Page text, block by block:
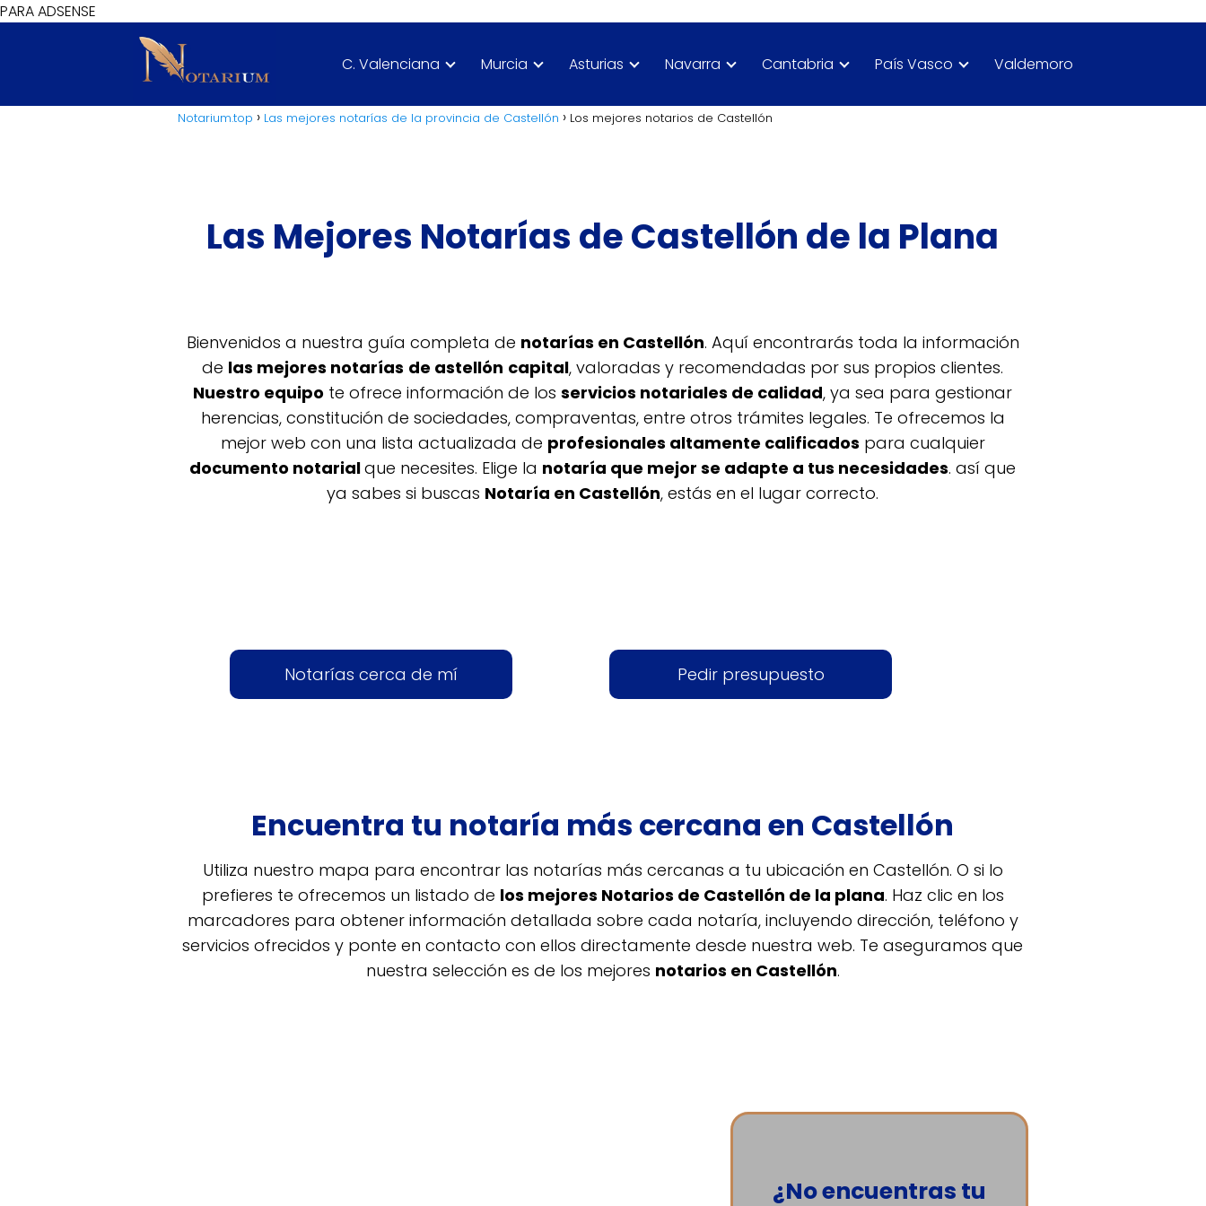
PARA ADSENSE
C. Valenciana Murcia Asturias Navarra Cantabria País Vasco Valdemoro
Notarium.top Las mejores notarías de la provincia de Castellón Los mejores notarios de Castellón
Las Mejores Notarías de Castellón de la Plana
Bienvenidos a nuestra guía completa de notarías en Castellón. Aquí encontrarás toda la información
de las mejores notarías de astellón capital, valoradas y recomendadas por sus propios clientes.
Nuestro equipo te ofrece información de losservicios notariales de calidad, ya sea para gestionar
herencias, constitución de sociedades, compraventas, entre otros trámites legales. Te ofrecemos la
mejor web con una lista actualizada de profesionales altamente calificados para cualquier
documento notarialque necesites. Elige la notaría que mejor se adapte a tus necesidades. así que
ya sabes si buscas Notaría en Castellón, estás en el lugar correcto.
Notarías cerca de mí Pedir presupuesto
Encuentra tu notaría más cercana en Castellón
Utiliza nuestro mapa para encontrar las notarías más cercanas a tu ubicación en Castellón. O si lo
prefieres te ofrecemos un listado de los mejores Notarios de Castellón de la plana. Haz clic en los
marcadores para obtener información detallada sobre cada notaría, incluyendo dirección, teléfono y
servicios ofrecidos y ponte en contacto con ellos directamente desde nuestra web. Te aseguramos que
nuestra selección es de los mejores notarios en Castellón.
¿No encuentras tu